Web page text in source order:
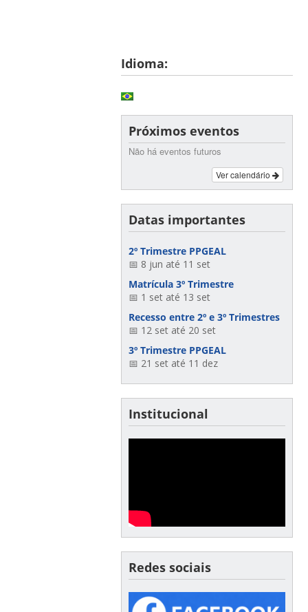
Idioma:
Próximos eventos
Não há eventos futuros
Ver calendário
Datas importantes
2º Trimestre PPGEAL
📅 8 jun até 11 set
Matrícula 3º Trimestre
📅 1 set até 13 set
Recesso entre 2º e 3º Trimestres
📅 12 set até 20 set
3º Trimestre PPGEAL
📅 21 set até 11 dez
Institucional
Redes sociais